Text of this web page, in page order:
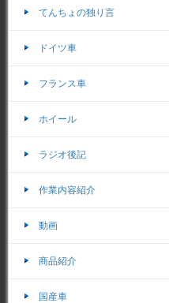
てんちょの独り言
ドイツ車
フランス車
ホイール
ラジオ後記
作業内容紹介
動画
商品紹介
国産車